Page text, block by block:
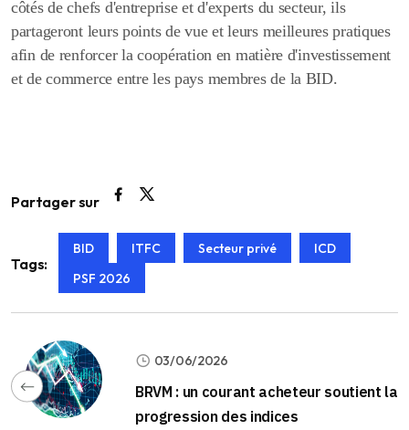
côtés de chefs d'entreprise et d'experts du secteur, ils
partageront leurs points de vue et leurs meilleures pratiques
afin de renforcer la coopération en matière d'investissement
et de commerce entre les pays membres de la BID.
Partager sur
Tags:
BID ITFC Secteur privé
ICD
PSF 2026
03/06/2026
BRVM : un courant acheteur soutient la
progression des indices